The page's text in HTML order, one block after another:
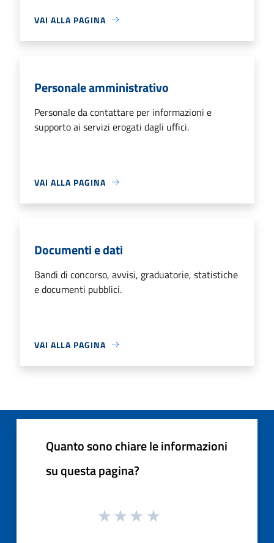
VAI ALLA PAGINA
Personale amministrativo
Personale da contattare per informazioni e
supporto ai servizi erogati dagli uffici.
VAI ALLA PAGINA
Documenti e dati
Bandi di concorso, avvisi, graduatorie, statistiche
e documenti pubblici.
VAI ALLA PAGINA
Quanto sono chiare le informazioni
su questa pagina?